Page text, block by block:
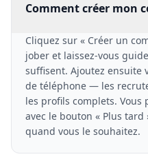
Comment créer mon
Cliquez sur « Créer un
jober et laissez-vous
suffisent. Ajoutez ensuite
de téléphone — les
les profils complets.
avec le bouton « Plus
quand vous le souhaitez.